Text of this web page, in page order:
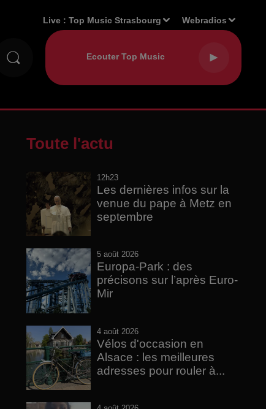
Live :Top Music Strasbourg Webradios
Toute l'actu
12h23
Les dernières infos sur la
venue du pape à Metz en
septembre
5 août 2026
Europa-Park : des
précisons sur l’après Euro-
Mir
4 août 2026
Vélos d'occasion en
Alsace : les meilleures
adresses pour rouler à...